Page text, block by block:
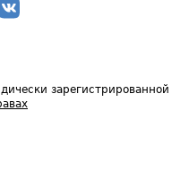
зарегистрированной